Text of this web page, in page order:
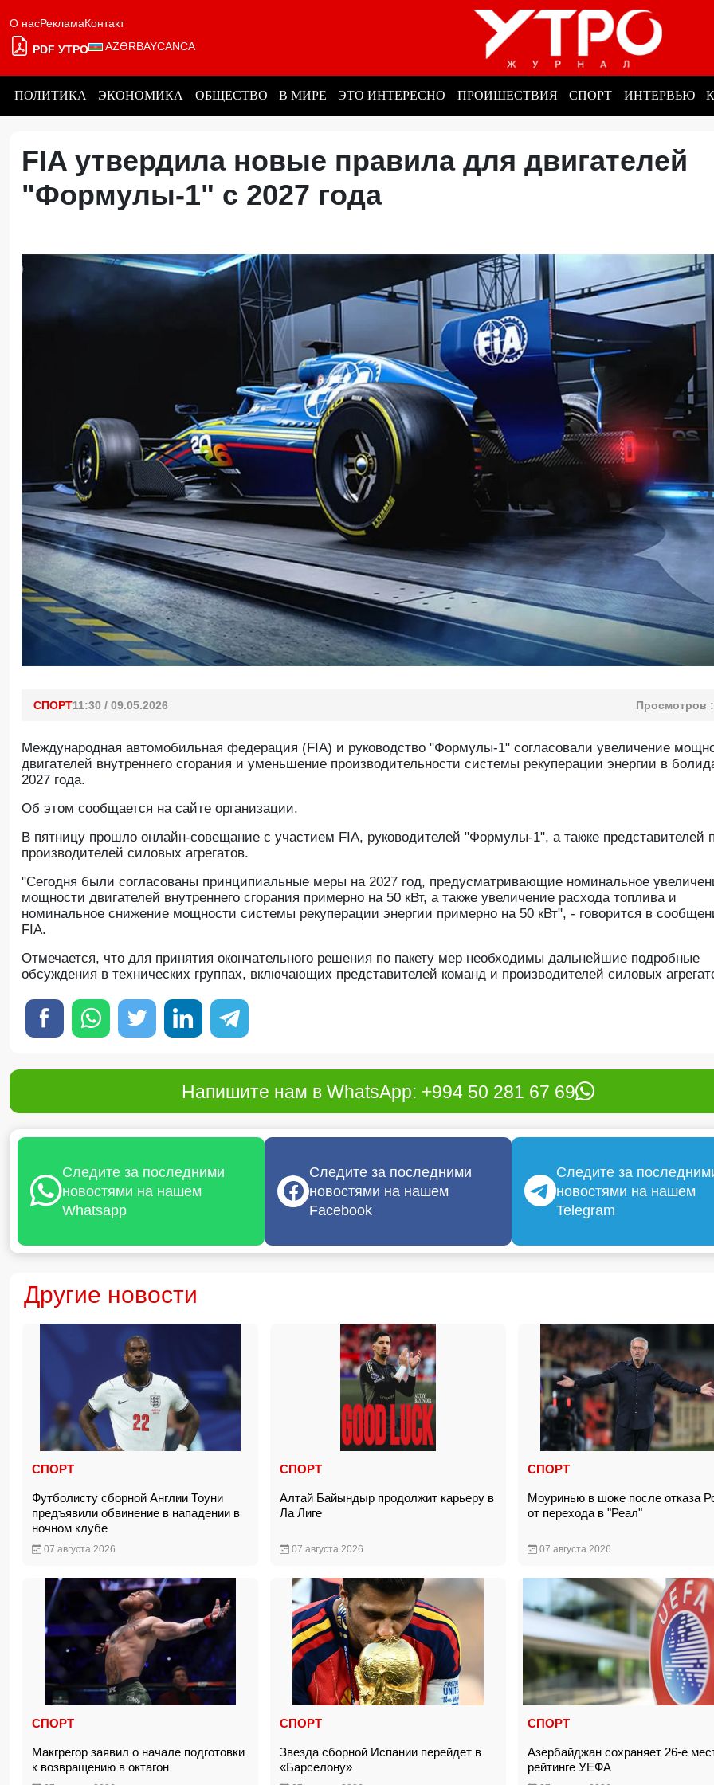
О насРекламаКонтакт
PDF УТРО AZƏRBAYCANCA
ПОЛИТИКА ЭКОНОМИКА ОБЩЕСТВО В МИРЕ ЭТО ИНТЕРЕСНО ПРОИШЕСТВИЯ СПОРТ ИНТЕРВЬЮ
FIA утвердила новые правила для двигателей
"Формулы-1" с 2027 года
СПОРТ11:30 / 09.05.2026 Просмотров :
Международная автомобильная федерация (FIA) и руководство "Формулы-1" согласовали увеличение
двигателей внутреннего сгорания и уменьшение производительности системы рекуперации энергии в
2027 года.
Oб этом сообщается на сайте организации.
В пятницу прошло онлайн-совещание с участием FIA, руководителей "Формулы-1", а также представителей
производителей силовых агрегатов.
"Сегодня были согласованы принципиальные меры на 2027 год, предусматривающие номинальное
мощности двигателей внутреннего сгорания примерно на 50 кВт, а также увеличение расхода топлива и
номинальное снижение мощности системы рекуперации энергии примерно на 50 кВт", - говорится в
FIA.
Отмечается, что для принятия окончательного решения по пакету мер необходимы дальнейшие подробные
обсуждения в технических группах, включающих представителей команд и производителей силовых
Напишите нам в WhatsApp: +994 50 281 67 69
Следите за последними
новостями на нашем
Whatsapp
Следите за последними
новостями на нашем
Facebook
Следите за
новостями на нашем
Telegram
Другие новости
СПОРТ
Футболисту сборной Англии Тоуни
предъявили обвинение в нападении в
ночном клубе
07 августа 2026
СПОРТ
Алтай Байындыр продолжит карьеру в
Ла Лиге
07 августа 2026
СПОРТ
Моуринью в шоке после отказа
от перехода в "Реал"
07 августа 2026
СПОРТ
Макгрегор заявил о начале подготовки
к возвращению в октагон
СПОРТ
Звезда сборной Испании перейдет в
«Барселону»
СПОРТ
Азербайджан сохраняет 26-е
рейтинге УЕФА